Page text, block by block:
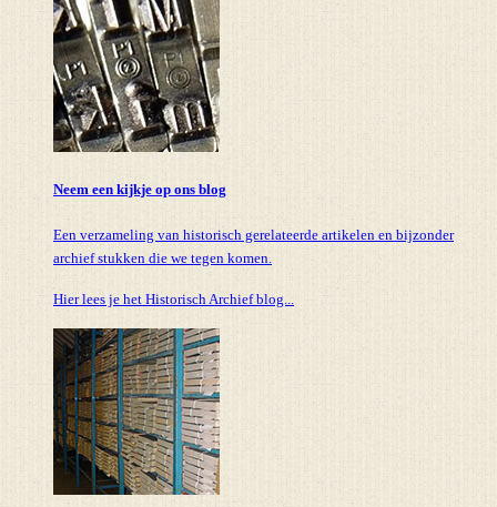
Neem een kijkje op ons blog
Een verzameling van historisch gerelateerde artikelen en bijzonder
archief stukken die we tegen komen.
Hier lees je het Historisch Archief blog...